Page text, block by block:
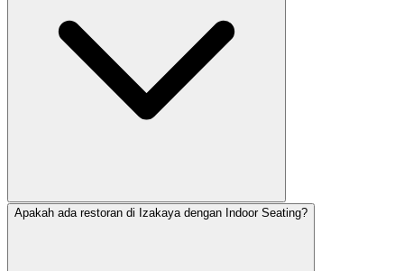
Apakah ada restoran di Izakaya dengan Indoor Seating?